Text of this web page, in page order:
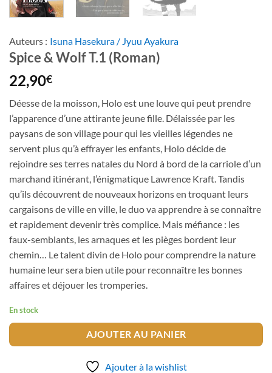
Auteurs : Isuna Hasekura / Jyuu Ayakura
Spice & Wolf T.1 (Roman)
22,90€
Déesse de la moisson, Holo est une louve qui peut prendre
l’apparence d’une attirante jeune fille. Délaissée par les
paysans de son village pour qui les vieilles légendes ne
servent plus qu’à effrayer les enfants, Holo décide de
rejoindre ses terres natales du Nord à bord de la carriole d’un
marchand itinérant, l’énigmatique Lawrence Kraft. Tandis
qu’ils découvrent de nouveaux horizons en troquant leurs
cargaisons de ville en ville, le duo va apprendre à se connaître
et rapidement devenir très complice. Mais méfiance : les
faux-semblants, les arnaques et les pièges bordent leur
chemin… Le talent divin de Holo pour comprendre la nature
humaine leur sera bien utile pour reconnaître les bonnes
affaires et déjouer les tromperies.
En stock
AJOUTER AU PANIER
Ajouter à la wishlist